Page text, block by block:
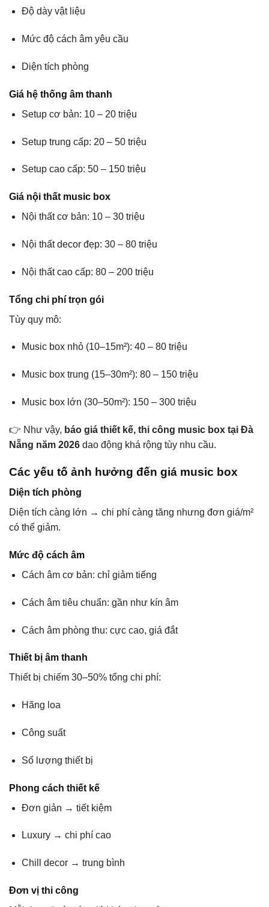
Độ dày vật liệu
Mức độ cách âm yêu cầu
Diện tích phòng
Giá hệ thống âm thanh
Setup cơ bản: 10 – 20 triệu
Setup trung cấp: 20 – 50 triệu
Setup cao cấp: 50 – 150 triệu
Giá nội thất music box
Nội thất cơ bản: 10 – 30 triệu
Nội thất decor đẹp: 30 – 80 triệu
Nội thất cao cấp: 80 – 200 triệu
Tổng chi phí trọn gói
Tùy quy mô:
Music box nhỏ (10–15m²): 40 – 80 triệu
Music box trung (15–30m²): 80 – 150 triệu
Music box lớn (30–50m²): 150 – 300 triệu
👉 Như vậy, báo giá thiết kế, thi công music box tại Đà
Nẵng năm 2026 dao động khá rộng tùy nhu cầu.
Các yếu tố ảnh hưởng đến giá music box
Diện tích phòng
Diện tích càng lớn → chi phí càng tăng nhưng đơn giá/m²
có thể giảm.
Mức độ cách âm
Cách âm cơ bản: chỉ giảm tiếng
Cách âm tiêu chuẩn: gần như kín âm
Cách âm phòng thu: cực cao, giá đắt
Thiết bị âm thanh
Thiết bị chiếm 30–50% tổng chi phí:
Hãng loa
Công suất
Số lượng thiết bị
Phong cách thiết kế
Đơn giản → tiết kiệm
Luxury → chi phí cao
Chill decor → trung bình
Đơn vị thi công